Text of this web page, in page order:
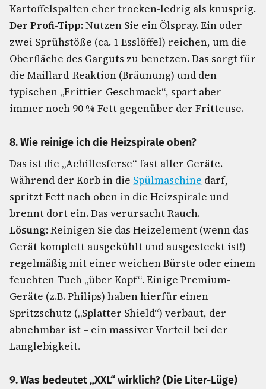
Kartoffelspalten eher trocken-ledrig als knusprig.
Der Profi-Tipp:Nutzen Sie ein Ölspray. Ein oder
zwei Sprühstöße (ca. 1 Esslöffel) reichen, um die
Oberfläche des Garguts zu benetzen. Das sorgt für
die Maillard-Reaktion (Bräunung) und den
typischen „Frittier-Geschmack“, spart aber
immer noch 90 % Fett gegenüber der Fritteuse.
8. Wie reinige ich die Heizspirale oben?
Das ist die „Achillesferse“ fast aller Geräte.
Während der Korb in die Spülmaschine darf,
spritzt Fett nach oben in die Heizspirale und
brennt dort ein. Das verursacht Rauch.
Lösung:Reinigen Sie das Heizelement (wenn das
Gerät komplett ausgekühlt und ausgesteckt ist!)
regelmäßig mit einer weichen Bürste oder einem
feuchten Tuch „über Kopf“. Einige Premium-
Geräte (z.B. Philips) haben hierfür einen
Spritzschutz („Splatter Shield“) verbaut, der
abnehmbar ist – ein massiver Vorteil bei der
Langlebigkeit.
9. Was bedeutet „XXL“ wirklich? (Die Liter-Lüge)